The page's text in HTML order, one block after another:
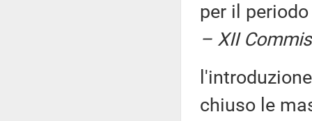
per il
– XII
chiuso le